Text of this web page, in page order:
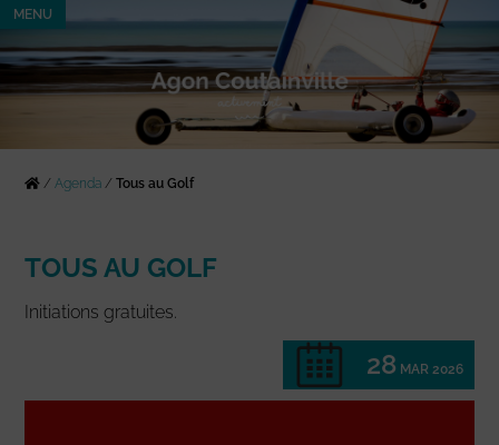
MENU
/Agenda /Tous au Golf
TOUS AU GOLF
Initiations gratuites.
28 MAR 2026